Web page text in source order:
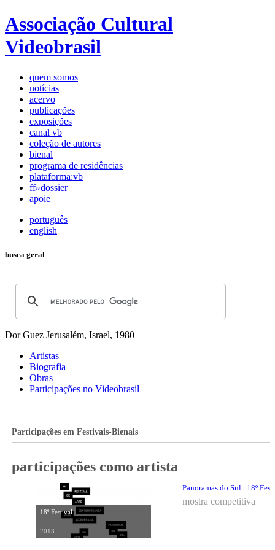
Associação Cultural
Videobrasil
quem somos
notícias
acervo
publicações
exposições
canal vb
coleção de autores
bienal
programa de residências
plataforma:vb
ff»dossier
apoie
português
english
busca geral
Dor Guez Jerusalém, Israel, 1980
Artistas
Biografia
Obras
Participações no Videobrasil
Participações em Festivais-Bienais
participações como artista
18º Festival
2013
Panoramas do Sul | 18º
mostra competitiva